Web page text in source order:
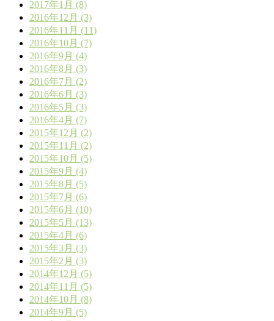
2017年1月 (8)
2016年12月 (3)
2016年11月 (11)
2016年10月 (7)
2016年9月 (4)
2016年8月 (3)
2016年7月 (2)
2016年6月 (3)
2016年5月 (3)
2016年4月 (7)
2015年12月 (2)
2015年11月 (2)
2015年10月 (5)
2015年9月 (4)
2015年8月 (5)
2015年7月 (6)
2015年6月 (10)
2015年5月 (13)
2015年4月 (6)
2015年3月 (3)
2015年2月 (3)
2014年12月 (5)
2014年11月 (5)
2014年10月 (8)
2014年9月 (5)